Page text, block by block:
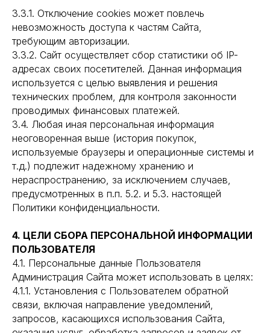
3.3.1. Отключение cookies может повлечь
невозможность доступа к частям Сайта,
требующим авторизации.
3.3.2. Сайт осуществляет сбор статистики об IP-
адресах своих посетителей. Данная информация
используется с целью выявления и решения
технических проблем, для контроля законности
проводимых финансовых платежей.
3.4. Любая иная персональная информация
неоговоренная выше (история покупок,
используемые браузеры и операционные системы и
т.д.) подлежит надежному хранению и
нераспространению, за исключением случаев,
предусмотренных в п.п. 5.2. и 5.3. настоящей
Политики конфиденциальности.
4. ЦЕЛИ СБОРА ПЕРСОНАЛЬНОЙ ИНФОРМАЦИИ
ПОЛЬЗОВАТЕЛЯ
4.1. Персональные данные Пользователя
Администрация Сайта может использовать в целях:
4.1.1. Установления с Пользователем обратной
связи, включая направление уведомлений,
запросов, касающихся использования Сайта,